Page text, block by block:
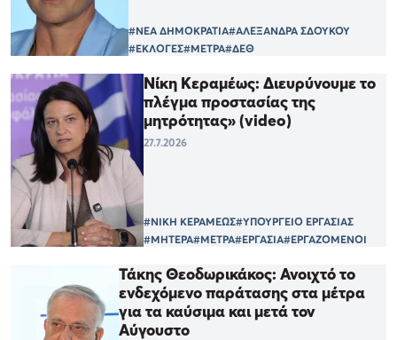
#ΝΕΑ ΔΗΜΟΚΡΑΤΙΑ#ΑΛΕΞΑΝΔΡΑ ΣΔΟΥΚΟΥ
#ΕΚΛΟΓΕΣ#ΜΕΤΡΑ#ΔΕΘ
Νίκη Κεραμέως: Διευρύνουμε το
πλέγμα προστασίας της
μητρότητας» (video)
27.7.2026
#ΝΙΚΗ ΚΕΡΑΜΕΩΣ#ΥΠΟΥΡΓΕΙΟ ΕΡΓΑΣΙΑΣ
#ΜΗΤΕΡΑ#ΜΕΤΡΑ#ΕΡΓΑΣΙΑ#ΕΡΓΑΖΟΜΕΝΟΙ
Τάκης Θεοδωρικάκος: Ανοιχτό το
ενδεχόμενο παράτασης στα μέτρα
για τα καύσιμα και μετά τον
Αύγουστο